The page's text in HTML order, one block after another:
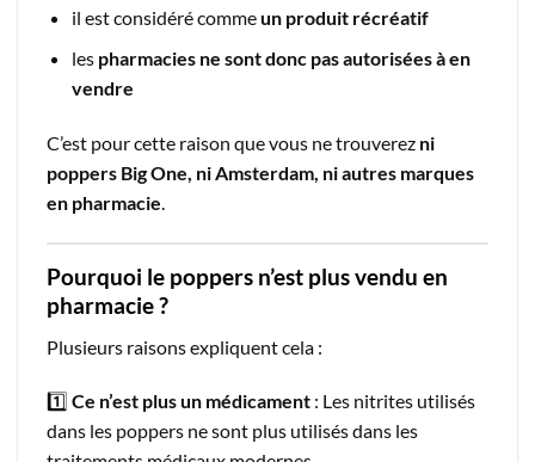
il est considéré commeun produit récréatif
les pharmacies ne sont donc pas autorisées à en
vendre
C’est pour cette raison que vous ne trouverez ni
poppers Big One, ni Amsterdam, ni autres marques
en pharmacie.
Pourquoi le poppers n’est plus vendu en
pharmacie ?
Plusieurs raisons expliquent cela :
1️⃣ Ce n’est plus un médicament : Les nitrites utilisés
dans les poppers ne sont plus utilisés dans les